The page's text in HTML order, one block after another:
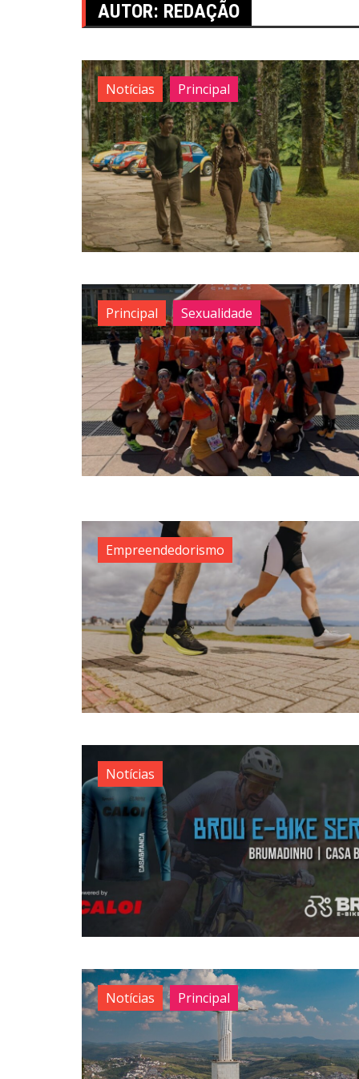
AUTOR: REDAÇÃO
Notícias Principal
Principal Sexualidade
Empreendedorismo
Notícias
Notícias Principal